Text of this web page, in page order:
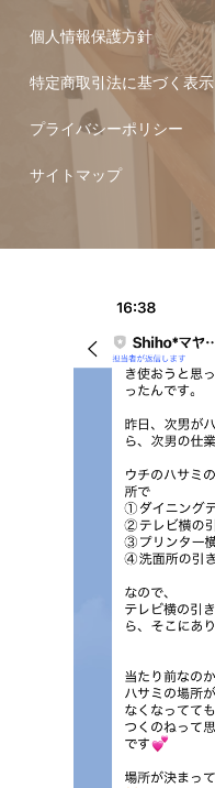
個人情報保護方針
特定商取引法に基づく表示
プライバシーポリシー
サイトマップ